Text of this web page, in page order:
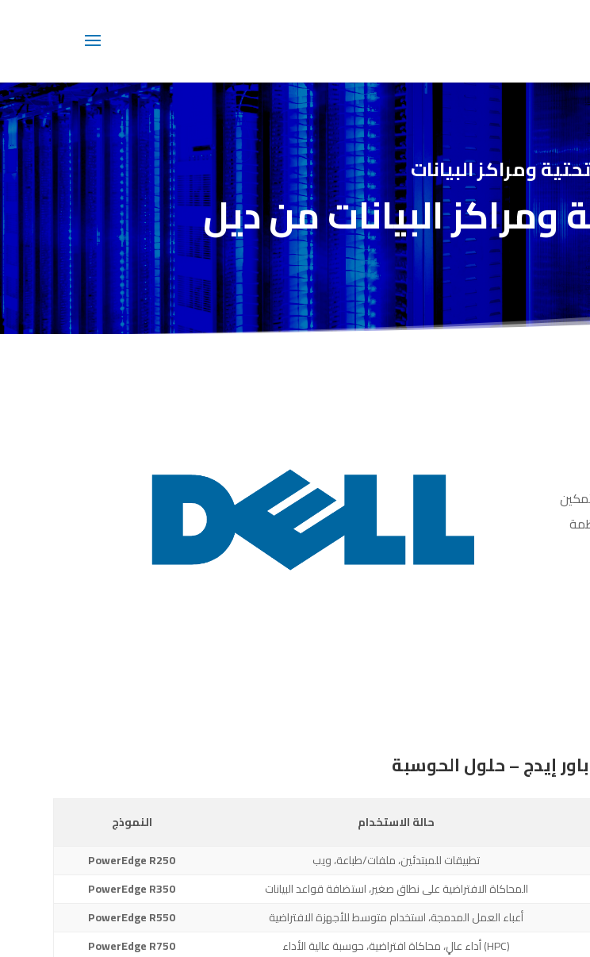
ومراكز البيانات
ومراكز البيانات من ديل
إيدج – حلول الحوسبة
النموذج حالة الاستخدام
PowerEdge R250
تطبيقات للمبتدئين، ملفات/طباعة، ويب
PowerEdge R350
المحاكاة الافتراضية على نطاق صغير، استضافة قواعد البيانات
PowerEdge R550
أعباء العمل المدمجة، استخدام متوسط للأجهزة الافتراضية
PowerEdge R750
أداء عالٍ، محاكاة افتراضية، حوسبة عالية الأداء (HPC)